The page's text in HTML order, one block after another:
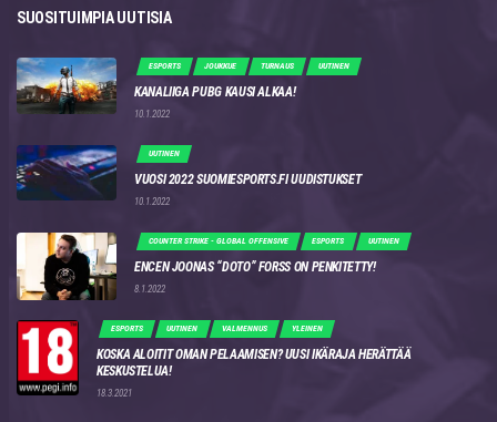
SUOSITUIMPIA UUTISIA
ESPORTS JOUKKUE TURNAUS UUTINEN
KANALIIGA PUBG KAUSI ALKAA!
10.1.2022
UUTINEN
VUOSI 2022 SUOMIESPORTS.FI UUDISTUKSET
10.1.2022
COUNTER STRIKE - GLOBAL OFFENSIVE ESPORTS UUTINEN
ENCEN JOONAS “DOTO” FORSS ON PENKITETTY!
8.1.2022
ESPORTS UUTINEN VALMENNUS YLEINEN
KOSKA ALOITIT OMAN PELAAMISEN? UUSI IKÄRAJA HERÄTTÄÄ
KESKUSTELUA!
18.3.2021